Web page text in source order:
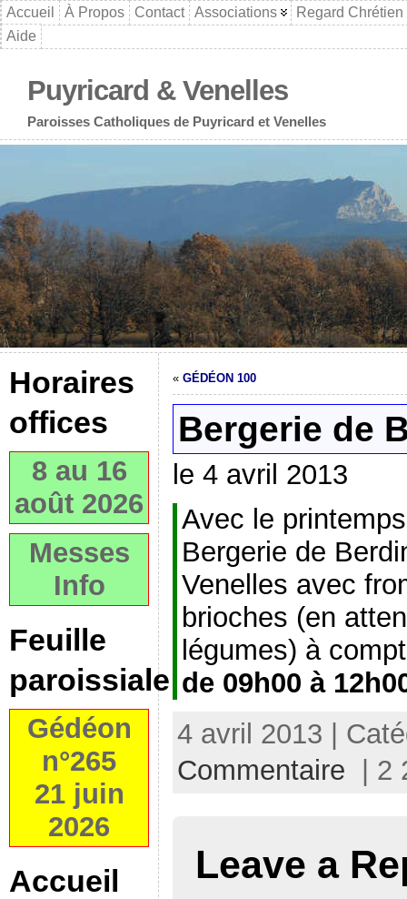
Accueil À Propos Contact Associations
Regard Chrétien
Aide
Puyricard & Venelles
Paroisses Catholiques de Puyricard et Venelles
Horaires
offices
8 au 16
août 2026
Messes
Info
Feuille
paroissiale
Gédéon
n°265
21 juin
2026
Accueil
« GÉDÉON 100
Bergerie de
le 4 avril 2013
Avec le
Bergerie de
Venelles avec
brioches (en
légumes) à
de 09h00 à
4 avril 2013 |
Commentaire | 2
Leave a